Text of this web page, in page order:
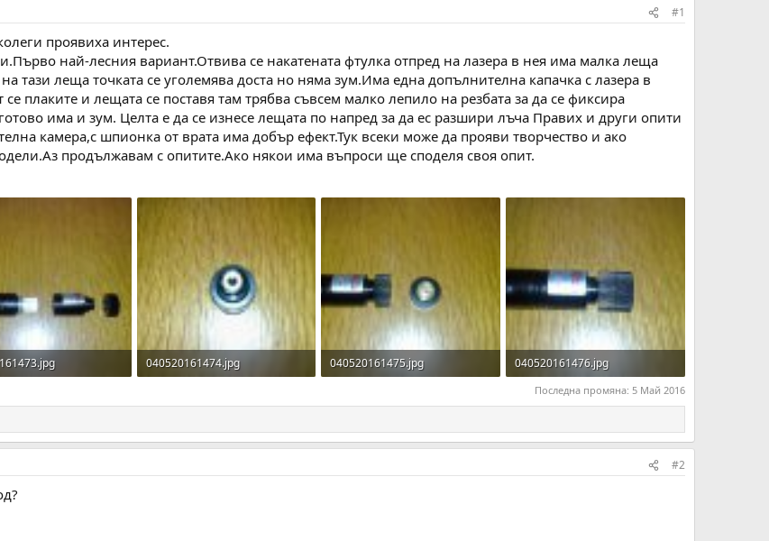
#1
проявиха интерес.
най-лесния вариант.Отвива се накатената фтулка отпред на лазера в нея има малка леща
на тази леща точката се уголемява доста но няма зум.Има една допълнителна капачка с лазера в
плаките и лещата се поставя там трябва съвсем малко лепило на резбата за да се фиксира
има и зум. Целта е да се изнесе лещата по напред за да ес разшири лъча Правих и други опити
камера,с шпионка от врата има добър ефект.Тук всеки може да прояви творчество и ако
продължавам с опитите.Ако някои има въпроси ще споделя своя опит.
040520161474.jpg
040520161475.jpg
040520161476.jpg
124.8 KB · Прегледи: 223
Последна промяна: 5 Май 2016
#2